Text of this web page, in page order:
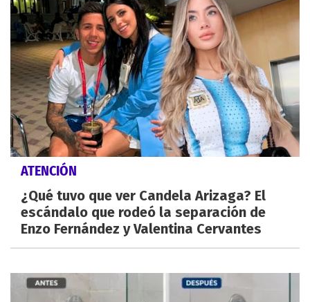
ATENCIÓN
¿Qué tuvo que ver Candela Arizaga? El
escándalo que rodeó la separación de
Enzo Fernández y Valentina Cervantes